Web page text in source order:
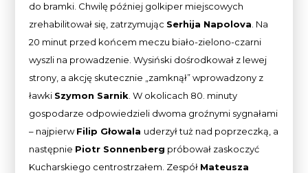
do bramki. Chwilę później golkiper miejscowych
zrehabilitował się, zatrzymując Serhija Napolova. Na
20 minut przed końcem meczu biało-zielono-czarni
wyszli na prowadzenie. Wysiński dośrodkował z lewej
strony, a akcję skutecznie „zamknął” wprowadzony z
ławki Szymon Sarnik. W okolicach 80. minuty
gospodarze odpowiedzieli dwoma groźnymi sygnałami
– najpierwFilip Głowala uderzył tuż nad poprzeczką, a
następnie Piotr Sonnenberg próbował zaskoczyć
Kucharskiego centrostrzałem. Zespół Mateusza